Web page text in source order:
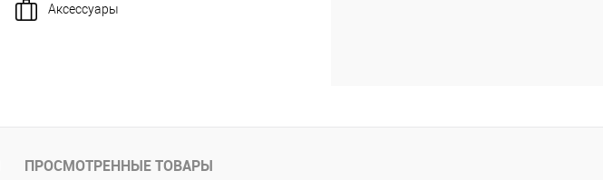
Аксессуары
ПРОСМОТРЕННЫЕ ТОВАРЫ